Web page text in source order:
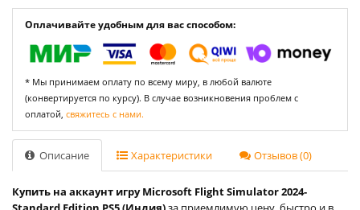
Оплачивайте удобным для вас способом:
* Мы принимаем оплату по всему миру, в любой валюте
(конвертируется по курсу). В случае возникновения проблем с
оплатой, свяжитесь с нами.
Описание Характеристики Отзывов (0)
Купить на аккаунт игру Microsoft Flight Simulator 2024-